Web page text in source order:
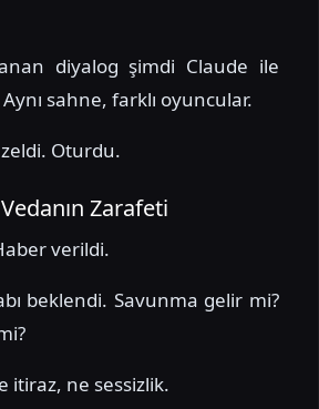
diyalog şimdi Claude ile
sahne, farklı oyuncular.
Oturdu.
Zarafeti
verildi.
beklendi. Savunma gelir mi?
itiraz, ne sessizlik.